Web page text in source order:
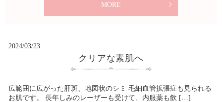
MORE
2024/03/23
クリアな素肌へ
広範囲に広がった肝斑、地図状のシミ 毛細血管拡張症も見られる
お肌です。 長年しみのレーザーも受けて、内服薬も飲 […]